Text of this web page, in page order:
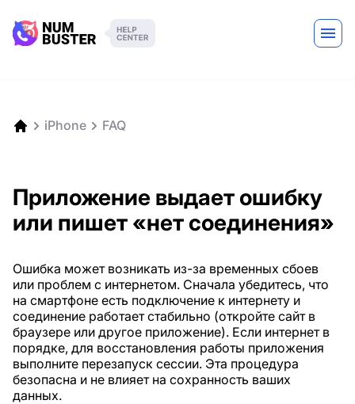
iPhone FAQ
Приложение выдает ошибку
или пишет «нет соединения»
Ошибка может возникать из-за временных сбоев
или проблем с интернетом. Сначала убедитесь, что
на смартфоне есть подключение к интернету и
соединение работает стабильно (откройте сайт в
браузере или другое приложение). Если интернет в
порядке, для восстановления работы приложения
выполните перезапуск сессии. Эта процедура
безопасна и не влияет на сохранность ваших
данных.